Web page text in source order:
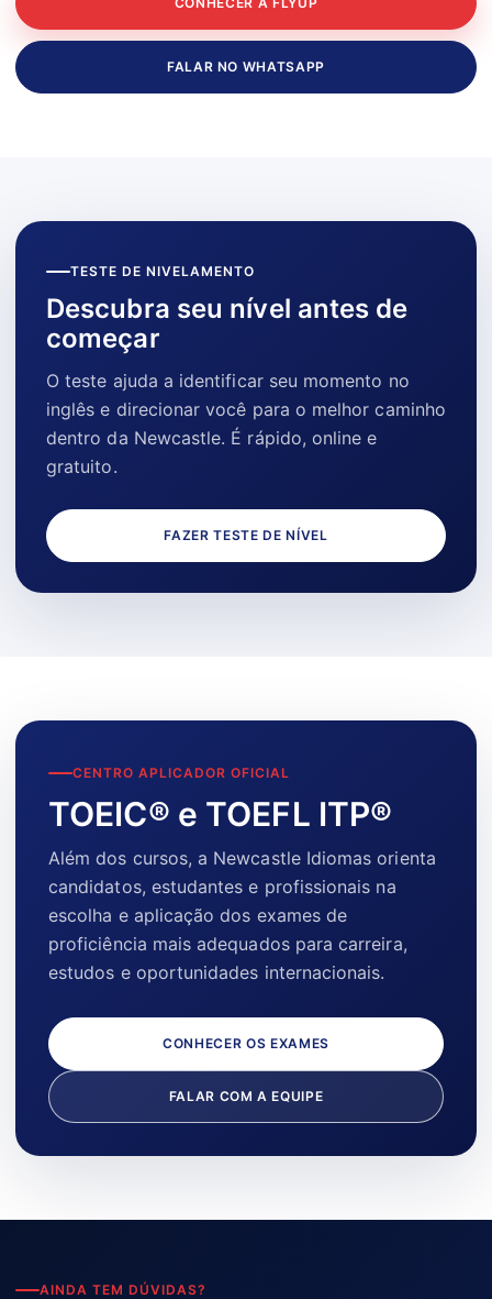
FALAR NO WHATSAPP
TESTE DE NIVELAMENTO
Descubra seu nível antes de
começar
O teste ajuda a identificar seu momento no
inglês e direcionar você para o melhor caminho
dentro da Newcastle. É rápido, online e
gratuito.
FAZER TESTE DE NÍVEL
CENTRO APLICADOR OFICIAL
TOEIC® e TOEFL ITP®
Além dos cursos, a Newcastle Idiomas orienta
candidatos, estudantes e profissionais na
escolha e aplicação dos exames de
proficiência mais adequados para carreira,
estudos e oportunidades internacionais.
CONHECER OS EXAMES
FALAR COM A EQUIPE
AINDA TEM DÚVIDAS?